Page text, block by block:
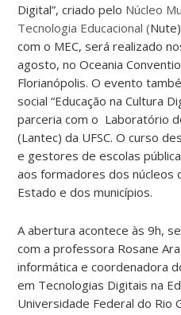
Digital”, criado pelo Núcleo
Tecnologia Educacional (
com o MEC, será realizado
agosto, no Oceania
Florianópolis. O evento
social “Educação na Cultura
parceria com o Laboratório
(Lantec) da UFSC. O curso
e gestores de escolas
aos formadores dos núcleos
Estado e dos municípios.
A abertura acontece às 9h,
com a professora Rosane
informática e coordenadora
em Tecnologias Digitais na
Universidade Federal do Rio